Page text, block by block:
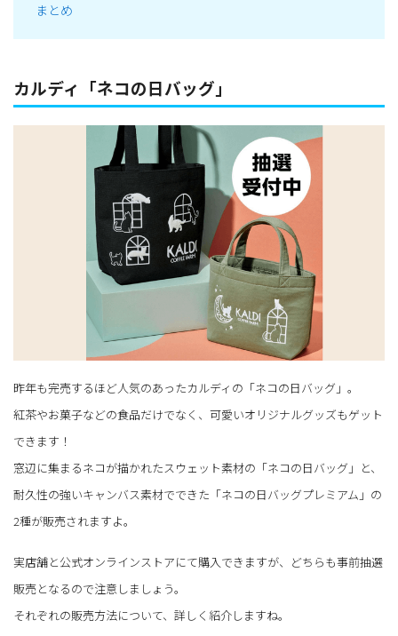
まとめ
カルディ「ネコの日バッグ」
昨年も完売するほど人気のあったカルディの「ネコの日バッグ」。
紅茶やお菓子などの食品だけでなく、可愛いオリジナルグッズもゲット
できます！
窓辺に集まるネコが描かれたスウェット素材の「ネコの日バッグ」と、
耐久性の強いキャンバス素材でできた「ネコの日バッグプレミアム」の
2種が販売されますよ。
実店舗と公式オンラインストアにて購入できますが、どちらも事前抽選
販売となるので注意しましょう。
それぞれの販売方法について、詳しく紹介しますね。